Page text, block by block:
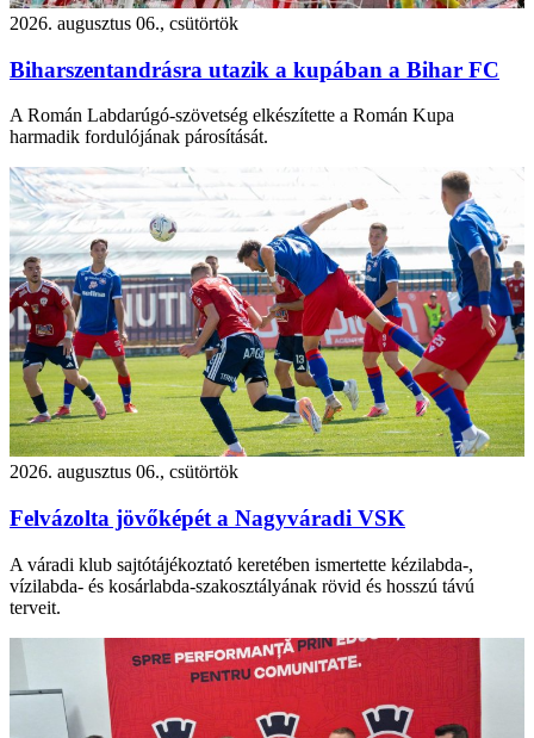
2026. augusztus 06., csütörtök
Biharszentandrásra utazik a kupában a Bihar FC
A Román Labdarúgó-szövetség elkészítette a Román Kupa
harmadik fordulójának párosítását.
2026. augusztus 06., csütörtök
Felvázolta jövőképét a Nagyváradi VSK
A váradi klub sajtótájékoztató keretében ismertette kézilabda-,
vízilabda- és kosárlabda-szakosztályának rövid és hosszú távú
terveit.